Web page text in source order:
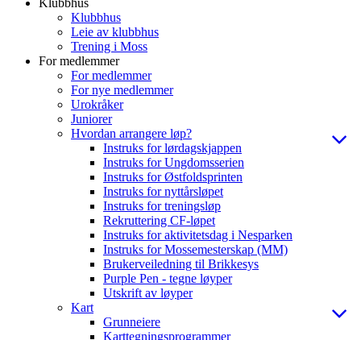
Klubbhus
Klubbhus
Leie av klubbhus
Trening i Moss
For medlemmer
For medlemmer
For nye medlemmer
Urokråker
Juniorer
Hvordan arrangere løp?
Instruks for lørdagskjappen
Instruks for Ungdomsserien
Instruks for Østfoldsprinten
Instruks for nyttårsløpet
Instruks for treningsløp
Rekruttering CF-løpet
Instruks for aktivitetsdag i Nesparken
Instruks for Mossemesterskap (MM)
Brukerveiledning til Brikkesys
Purple Pen - tegne løyper
Utskrift av løyper
Kart
Grunneiere
Karttegningsprogrammer